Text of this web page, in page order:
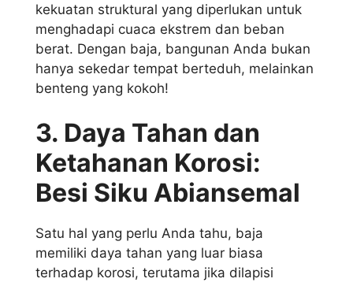
kekuatan struktural yang diperlukan untuk
menghadapi cuaca ekstrem dan beban
berat. Dengan baja, bangunan Anda bukan
hanya sekedar tempat berteduh, melainkan
benteng yang kokoh!
3. Daya Tahan dan
Ketahanan Korosi:
Besi Siku Abiansemal
Satu hal yang perlu Anda tahu, baja
memiliki daya tahan yang luar biasa
terhadap korosi, terutama jika dilapisi